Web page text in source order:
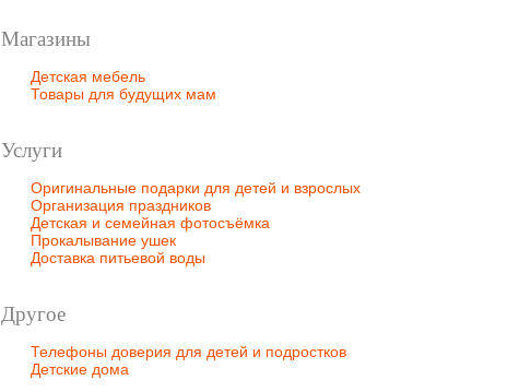
Магазины
Детская мебель
Товары для будущих мам
Услуги
Оригинальные подарки для детей и взрослых
Организация праздников
Детская и семейная фотосъёмка
Прокалывание ушек
Доставка питьевой воды
Другое
Телефоны доверия для детей и подростков
Детские дома